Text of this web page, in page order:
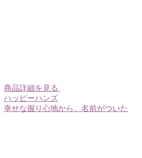
商品詳細を見る
ハッピーハンズ
幸せな握り心地から、名前がついた